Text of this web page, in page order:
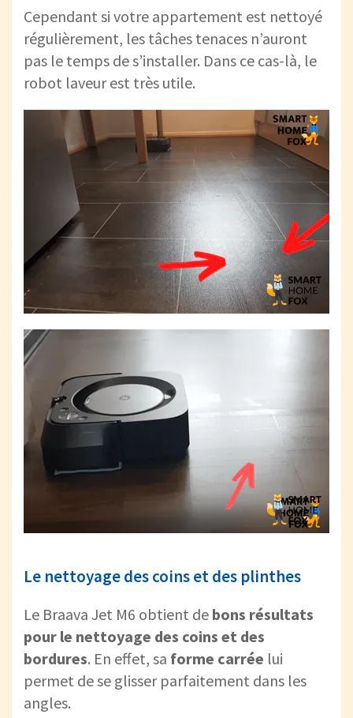
Cependant si votre appartement est nettoyé
régulièrement, les tâches tenaces n’auront
pas le temps de s’installer. Dans ce cas-là, le
robot laveur est très utile.
Le nettoyage des coins et des plinthes
Le Braava Jet M6 obtient de bons résultats
pour le nettoyage des coins et des
bordures. En effet, sa forme carrée lui
permet de se glisser parfaitement dans les
angles.